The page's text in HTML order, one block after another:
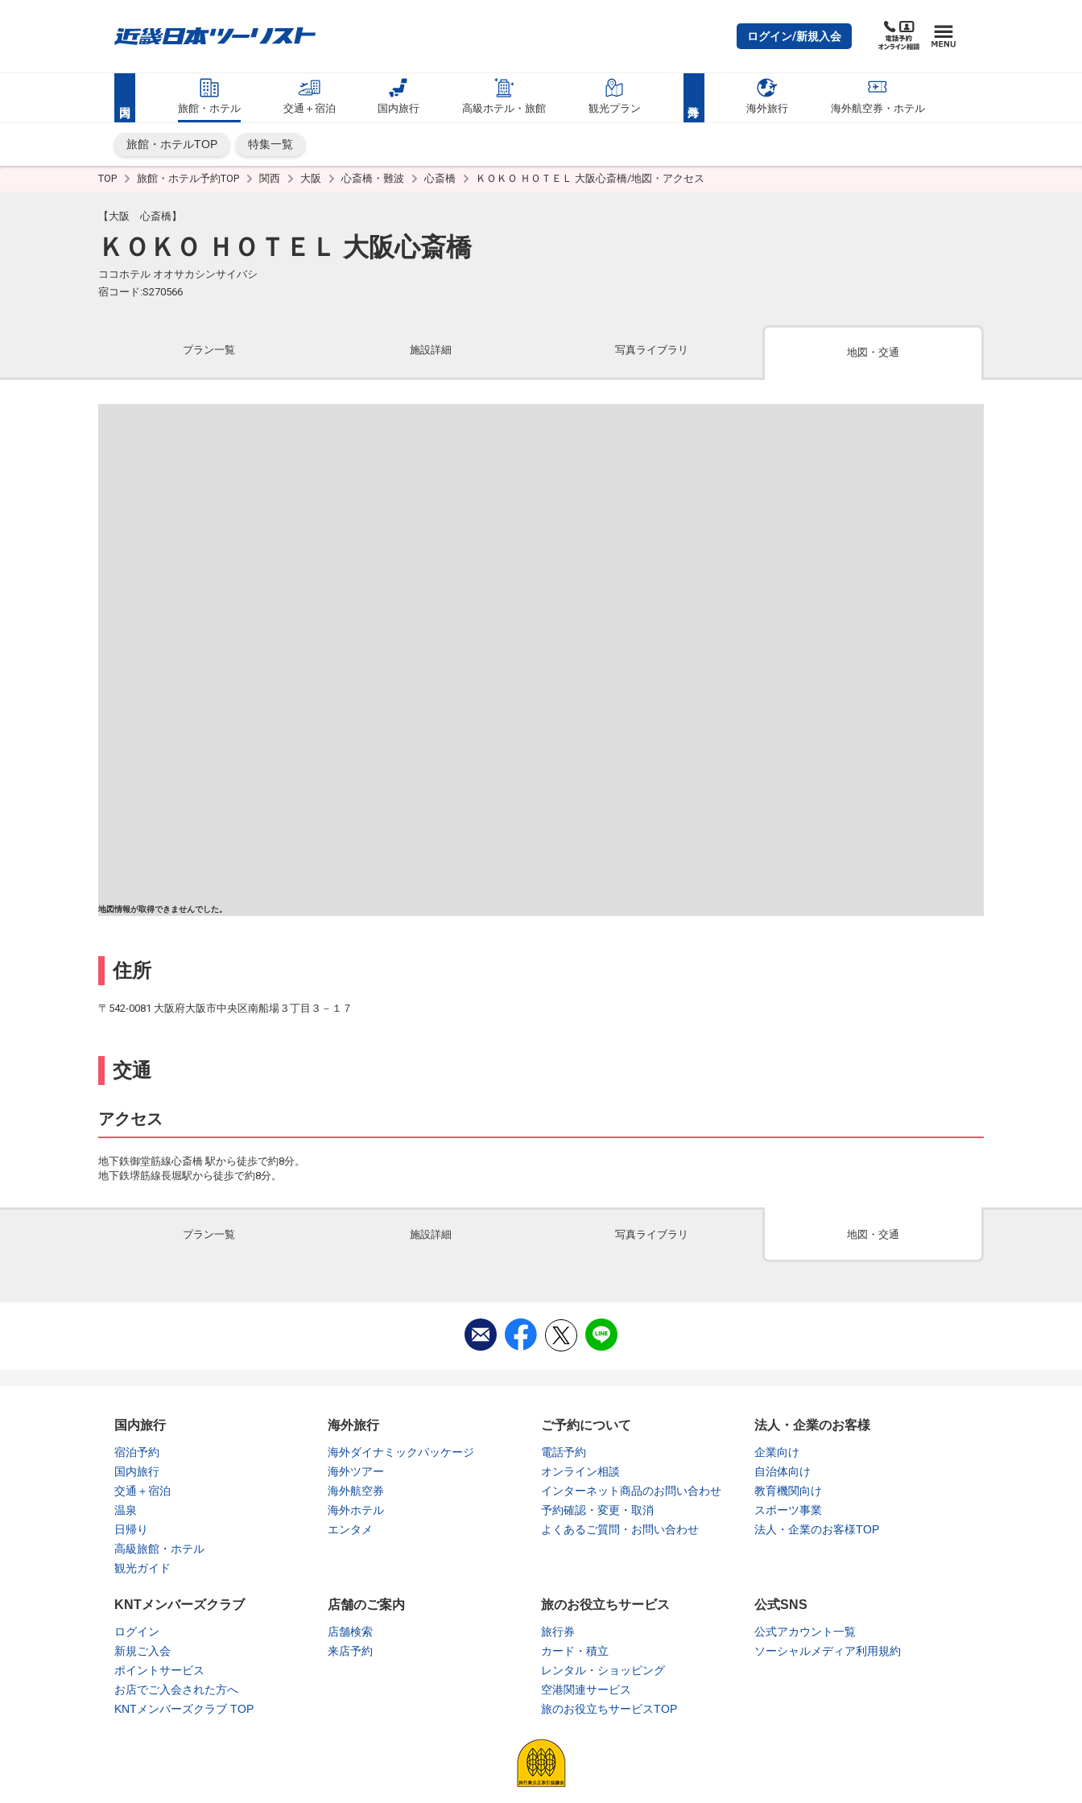
ログイン/新規入会
旅館・ホテル 交通＋宿泊 国内旅行 高級ホテル・旅館 観光プラン 海外旅行 海外航空券・ホテル
旅館・ホテルTOP 特集一覧
TOP 旅館・ホテル予約TOP 関西 大阪 心斎橋・難波 心斎橋 ＫＯＫＯ ＨＯＴＥＬ 大阪心斎橋/地図・アクセス
【大阪 心斎橋】
ＫＯＫＯ ＨＯＴＥＬ 大阪心斎橋
ココホテル オオサカシンサイバシ
宿コード:S270566
プラン一覧 施設詳細 写真ライブラリ 地図・交通
地図情報が取得できませんでした。
住所
〒542-0081 大阪府大阪市中央区南船場３丁目３－１７
交通
アクセス
地下鉄御堂筋線心斎橋 駅から徒歩で約8分。
地下鉄堺筋線長堀駅から徒歩で約8分。
プラン一覧 施設詳細 写真ライブラリ 地図・交通
国内旅行
宿泊予約
国内旅行
交通＋宿泊
温泉
日帰り
高級旅館・ホテル
観光ガイド
海外旅行
海外ダイナミックパッケージ
海外ツアー
海外航空券
海外ホテル
エンタメ
ご予約について
電話予約
オンライン相談
インターネット商品のお問い合わせ
予約確認・変更・取消
よくあるご質問・お問い合わせ
法人・企業のお客様
企業向け
自治体向け
教育機関向け
スポーツ事業
法人・企業のお客様TOP
KNTメンバーズクラブ
ログイン
新規ご入会
ポイントサービス
お店でご入会された方へ
KNTメンバーズクラブ TOP
店舗のご案内
店舗検索
来店予約
旅のお役立ちサービス
旅行券
カード・積立
レンタル・ショッピング
空港関連サービス
旅のお役立ちサービスTOP
公式SNS
公式アカウント一覧
ソーシャルメディア利用規約